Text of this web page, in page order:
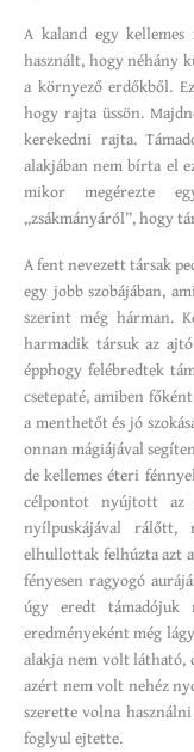
A kaland egy
használt, hogy néhány
a környező erdőkből.
hogy rajta üssön.
kerekedni rajta.
alakjában nem bírta el
mikor megérezte
„zsákmányáról”, hogy
A fent nevezett társak
egy jobb szobájában,
szerint még hárman.
harmadik társuk az
épphogy felébredtek
csetepaté, amiben
a menthetőt és jó
onnan mágiájával
de kellemes éteri
célpontot nyújtott az
nyílpuskájával
elhullottak felhúzta azt
fényesen ragyogó
úgy eredt támadójuk
eredményeként még
alakja nem volt látható,
azért nem volt nehéz
szerette volna
foglyul ejtette.